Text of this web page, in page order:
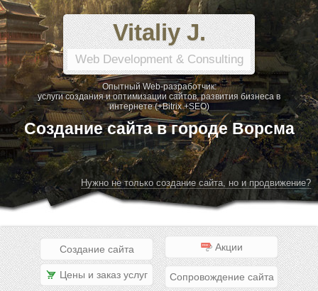
Vitaliy J.
Web Development & Consulting
Опытный Web-разработчик:
услуги создания и оптимизации сайтов, развития бизнеса в
интернете (+Bitrix +SEO)
Создание сайта в городе Ворсма
Нужно не только создание сайта, но и продвижение?
Создание сайта Акции
Цены и заказ услуг Сопровождение сайта